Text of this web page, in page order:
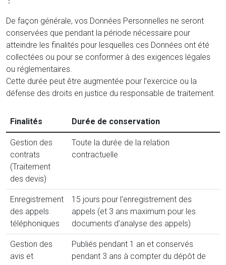
De façon générale, vos Données Personnelles ne seront
conservées que pendant la période nécessaire pour
atteindre les finalités pour lesquelles ces Données ont été
collectées ou pour se conformer à des exigences légales
ou réglementaires.
Cette durée peut être augmentée pour l’exercice ou la
défense des droits en justice du responsable de traitement.
Finalités Durée de conservation
Gestion des
contrats
(Traitement
des devis)
Toute la durée de la relation
contractuelle
Enregistrement
des appels
téléphoniques
15 jours pour l'enregistrement des
appels (et 3 ans maximum pour les
documents d’analyse des appels)
Gestion des
avis et
Publiés pendant 1 an et conservés
pendant 3 ans à compter du dépôt de